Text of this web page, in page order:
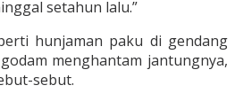
setahun lalu.”
hunjaman paku di gendang
menghantam jantungnya,
sebut.